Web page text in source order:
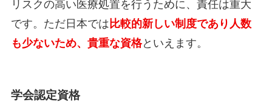
リスクの高い医療処置を行うために、責任は重大
です。ただ日本では 比較的新しい制度であり人数
も少ないため、貴重な資格といえます。
学会認定資格